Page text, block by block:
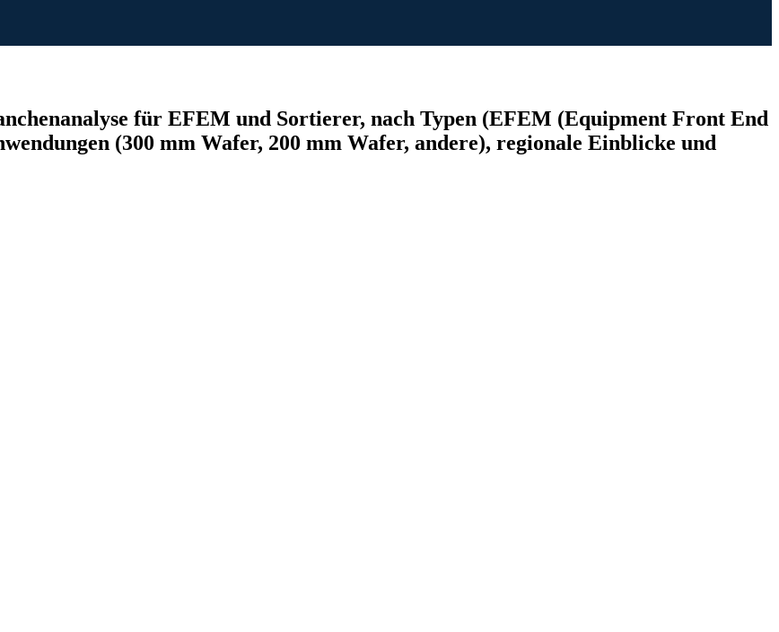
für EFEM und Sortierer, nach Typen (EFEM (Equipment Front End
(300 mm Wafer, 200 mm Wafer, andere), regionale Einblicke und